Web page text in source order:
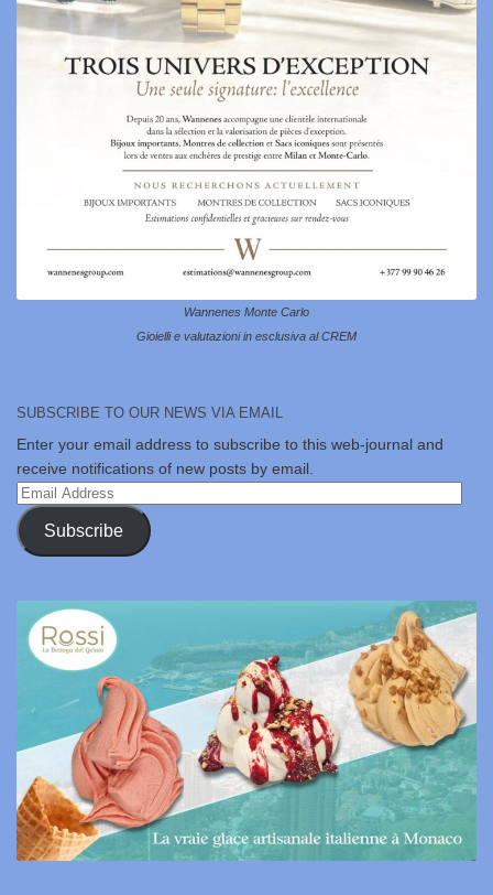
Wannenes Monte Carlo
Gioielli e valutazioni in esclusiva al CREM
SUBSCRIBE TO OUR NEWS VIA EMAIL
Enter your email address to subscribe to this web-journal and
receive notifications of new posts by email.
Email
Address
Subscribe